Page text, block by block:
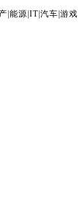
能源 IT| 汽车 游戏